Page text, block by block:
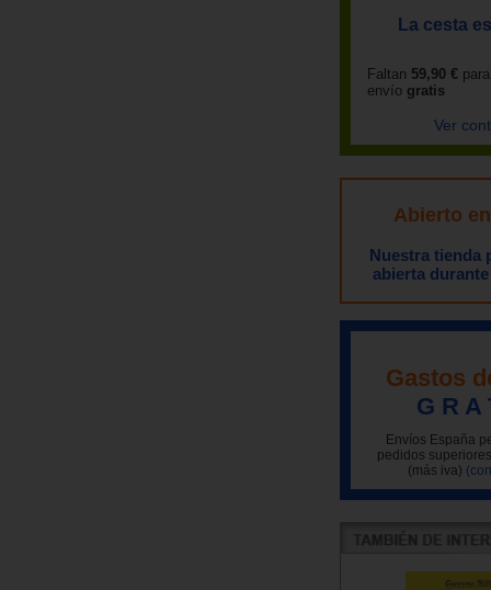
La cesta
Faltan 59,90 €
envío gratis
Ver
Abierto
Nuestra tienda
abierta
Gastos
G R A
Envíos España
pedidos
(más iva)